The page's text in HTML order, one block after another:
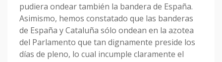
pudiera ondear también la bandera de España.
Asimismo, hemos constatado que las banderas
de España y Cataluña sólo ondean en la azotea
del Parlamento que tan dignamente preside los
días de pleno, lo cual incumple claramente el